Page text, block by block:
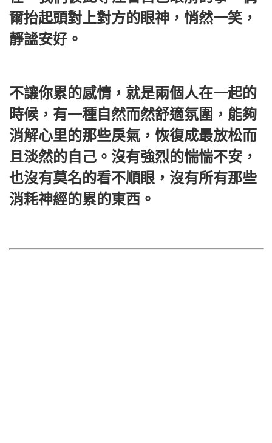
爾抬起頭對上對方的眼神，悄然一笑，
靜謐安好。
不讓你累的感情，就是兩個人在一起的
時候，有一種自然而然舒適氛圍，能夠
消解心里的那些戾氣，恢復成最放松而
且淡然的自己。沒有強烈的惴惴不安，
也沒有莫名的看不順眼，沒有所有那些
消耗神經的累的東西。